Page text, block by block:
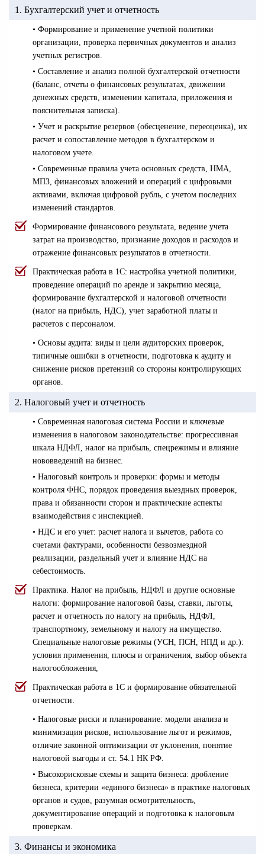
1. Бухгалтерский учет и отчетность
• Формирование и применение учетной политики
организации, проверка первичных документов и анализ
учетных регистров.
• Составление и анализ полной бухгалтерской отчетности
(баланс, отчеты о финансовых результатах, движении
денежных средств, изменении капитала, приложения и
пояснительная записка).
• Учет и раскрытие резервов (обесценение, переоценка), их
расчет и сопоставление методов в бухгалтерском и
налоговом учете.
• Современные правила учета основных средств, НМА,
МПЗ, финансовых вложений и операций с цифровыми
активами, включая цифровой рубль, с учетом последних
изменений стандартов.
Формирование финансового результата, ведение учета
затрат на производство, признание доходов и расходов и
отражение финансовых результатов в отчетности.
Практическая работа в 1С: настройка учетной политики,
проведение операций по аренде и закрытию месяца,
формирование бухгалтерской и налоговой отчетности
(налог на прибыль, НДС), учет заработной платы и
расчетов с персоналом.
• Основы аудита: виды и цели аудиторских проверок,
типичные ошибки в отчетности, подготовка к аудиту и
снижение рисков претензий со стороны контролирующих
органов.
2. Налоговый учет и отчетность
• Современная налоговая система России и ключевые
изменения в налоговом законодательстве: прогрессивная
шкала НДФЛ, налог на прибыль, спецрежимы и влияние
нововведений на бизнес.
• Налоговый контроль и проверки: формы и методы
контроля ФНС, порядок проведения выездных проверок,
права и обязанности сторон и практические аспекты
взаимодействия с инспекцией.
• НДС и его учет: расчет налога и вычетов, работа со
счетами фактурами, особенности безвозмездной
реализации, раздельный учет и влияние НДС на
себестоимость.
Практика. Налог на прибыль, НДФЛ и другие основные
налоги: формирование налоговой базы, ставки, льготы,
расчет и отчетность по налогу на прибыль, НДФЛ,
транспортному, земельному и налогу на имущество.
Специальные налоговые режимы (УСН, ПСН, НПД и др.):
условия применения, плюсы и ограничения, выбор объекта
налогообложения,
Практическая работа в 1С и формирование обязательной
отчетности.
• Налоговые риски и планирование: модели анализа и
минимизация рисков, использование льгот и режимов,
отличие законной оптимизации от уклонения, понятие
налоговой выгоды и ст. 54.1 НК РФ.
• Высокорисковые схемы и защита бизнеса: дробление
бизнеса, критерии «единого бизнеса» в практике налоговых
органов и судов, разумная осмотрительность,
документирование операций и подготовка к налоговым
проверкам.
3. Финансы и экономика